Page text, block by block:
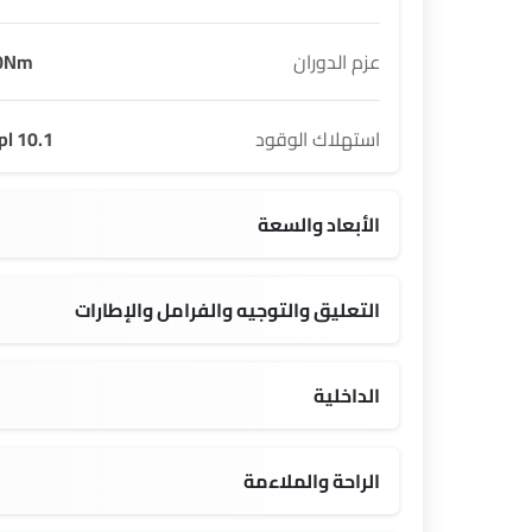
عزم الدوران
استهلاك الوقود 10.1 kmpl
الأبعاد والسعة
التعليق والتوجيه والفرامل والإطارات
الداخلية
الراحة والملاءمة